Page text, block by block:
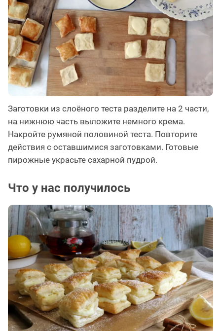
Заготовки из слоёного теста разделите на 2 части,
на нижнюю часть выложите немного крема.
Накройте румяной половиной теста. Повторите
действия с оставшимися заготовками. Готовые
пирожные украсьте сахарной пудрой.
Что у нас получилось